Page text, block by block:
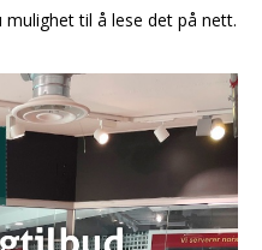
til å lese det på nett.